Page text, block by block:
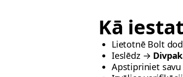
Kā
Lietotnē Bolt
Ieslēdz →
Apstipriniet savu